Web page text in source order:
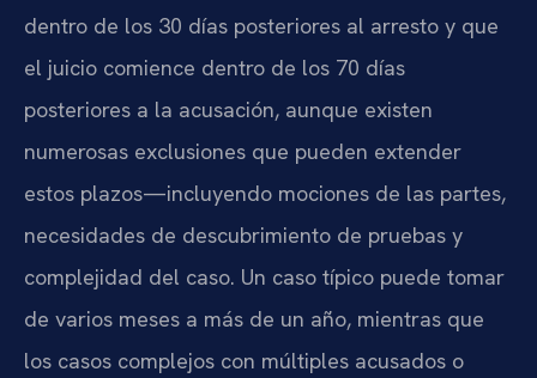
dentro de los 30 días posteriores al arresto y que
el juicio comience dentro de los 70 días
posteriores a la acusación, aunque existen
numerosas exclusiones que pueden extender
estos plazos—incluyendo mociones de las partes,
necesidades de descubrimiento de pruebas y
complejidad del caso. Un caso típico puede tomar
de varios meses a más de un año, mientras que
los casos complejos con múltiples acusados o